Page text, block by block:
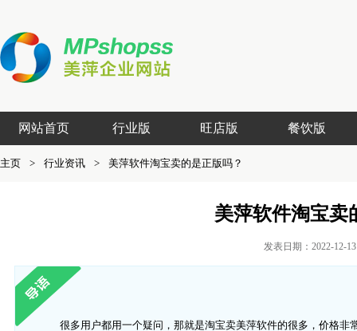
网站首页 行业版 旺店版 餐饮版
主页 > 行业资讯 > 美萍软件淘宝卖的是正版吗？
美萍软件淘宝卖
发表日期：2022-12-
很多用户都用一个疑问，那就是淘宝卖美萍软件的很多，价格